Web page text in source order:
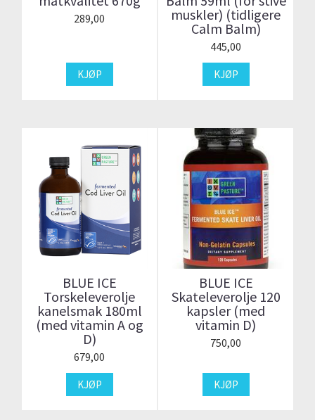
289,00
KJØP
muskler) (tidligere
Calm Balm)
445,00
KJØP
BLUE ICE
Torskeleverolje
kanelsmak 180ml
(med vitamin A og
D)
679,00
KJØP
BLUE ICE
Skateleverolje 120
kapsler (med
vitamin D)
750,00
KJØP